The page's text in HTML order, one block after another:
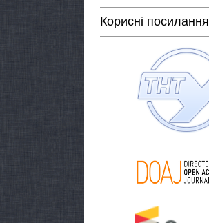
Корисні посилання